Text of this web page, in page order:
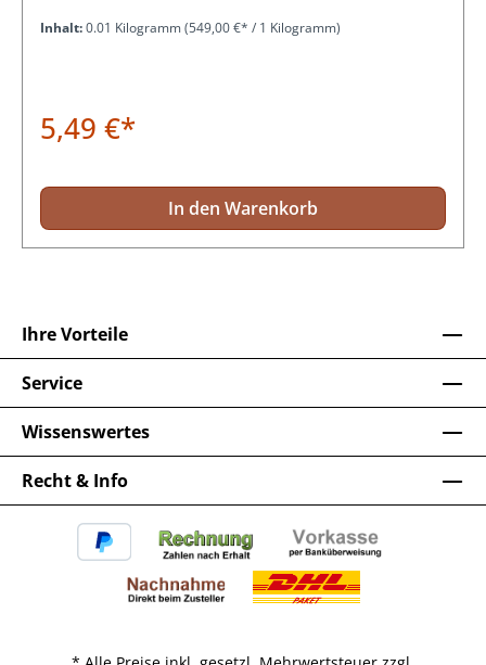
Inhalt:0.01 Kilogramm(549,00 €* / 1 Kilogramm)
5,49 €*
In den Warenkorb
Recht & Info
Ihre Vorteile
Service
Wissenswertes